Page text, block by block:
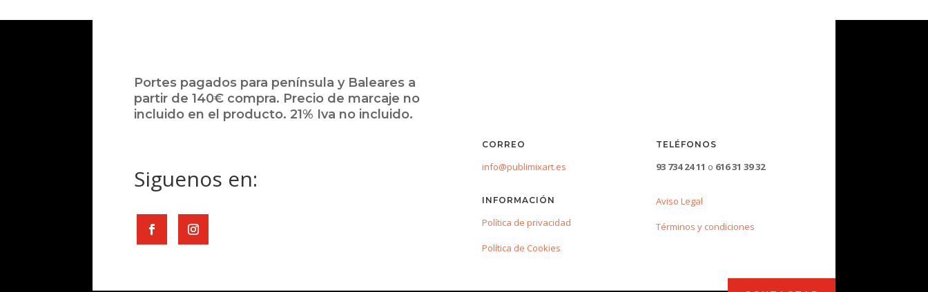
Portes pagados para península y Baleares a
partir de 140€ compra. Precio de marcaje no
incluido en el producto. 21% Iva no incluido.
Siguenos en:
CORREO
info@publimixart.es
INFORMACIÓN
Política de privacidad
Política de Cookies
TELÉFONOS
93 734 24 11 o 616 31 39 32
Aviso Legal
Términos y condiciones